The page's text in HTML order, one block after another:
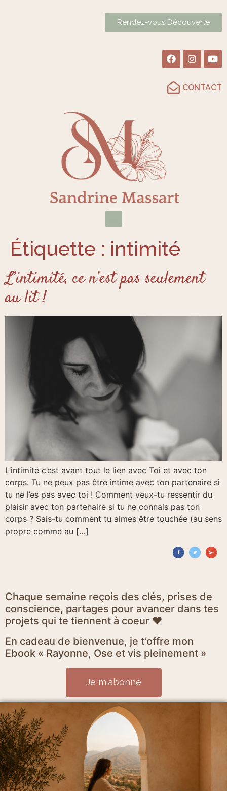
Rendez-vous Découverte
CONTACT
Étiquette : intimité
L’intimité, ce n’est pas seulement
au lit !
L’intimité c’est avant tout le lien avec Toi et avec ton
corps. Tu ne peux pas être intime avec ton partenaire si
tu ne l’es pas avec toi ! Comment veux-tu ressentir du
plaisir avec ton partenaire si tu ne connais pas ton
corps ? Sais-tu comment tu aimes être touchée (au sens
propre comme au […]
Chaque semaine reçois des clés, prises de
conscience, partages pour avancer dans tes
projets qui te tiennent à coeur ♥
En cadeau de bienvenue, je t’offre mon
Ebook « Rayonne, Ose et vis pleinement »
Je m'abonne
Mentions Légales et politique de confidentialité